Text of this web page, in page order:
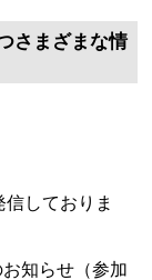
さまざまな情
しておりま
知らせ（参加